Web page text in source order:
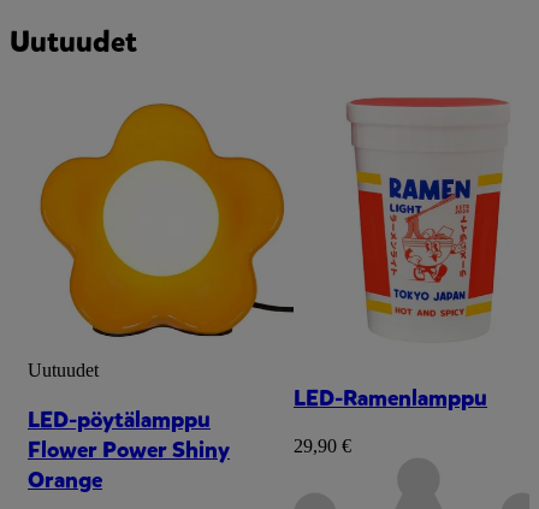
Uutuudet
Uutuudet
LED-pöytälamppu
Flower Power Shiny
Orange
LED-Ramenlamppu
29,90 €